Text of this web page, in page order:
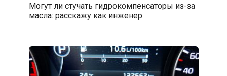
Могут ли стучать гидрокомпенсаторы из-за
масла: расскажу как инженер